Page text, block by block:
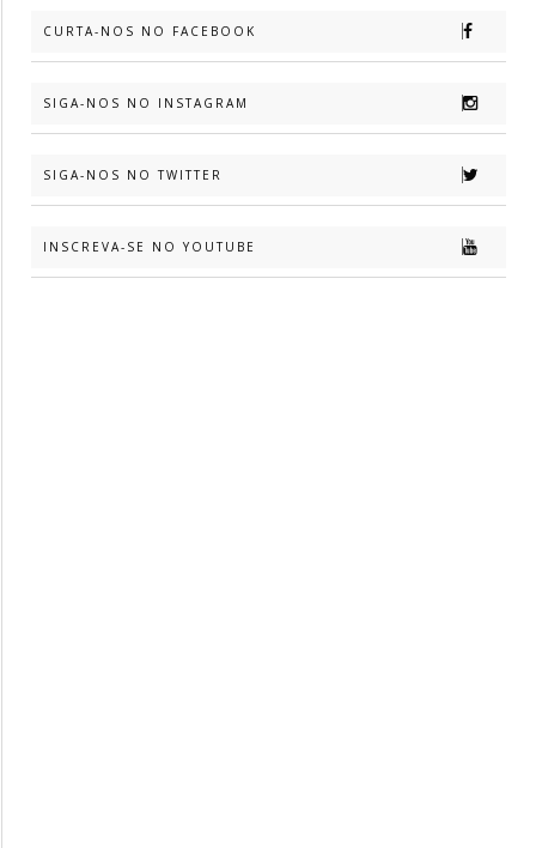
CURTA-NOS NO FACEBOOK
SIGA-NOS NO INSTAGRAM
SIGA-NOS NO TWITTER
INSCREVA-SE NO YOUTUBE